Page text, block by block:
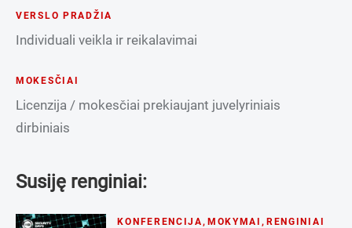
VERSLO PRADŽIA
Individuali veikla ir reikalavimai
MOKESČIAI
Licenzija / mokesčiai prekiaujant juvelyriniais
dirbiniais
Susiję renginiai:
KONFERENCIJA , MOKYMAI , RENGINIAI